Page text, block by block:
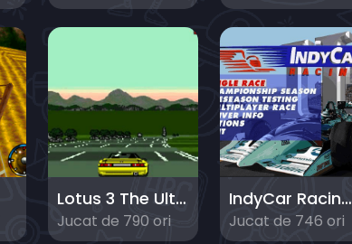
Lotus 3 The Ultimate Challenge
Jucat de 790 ori
IndyCar Racing 2
Jucat de 746 ori